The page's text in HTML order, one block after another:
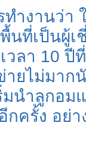
ำงานว่า
นที่เป็นผู้
ลา 10 ปี
ายไม่มา
มนำลูกอ
กครั้ง อย่